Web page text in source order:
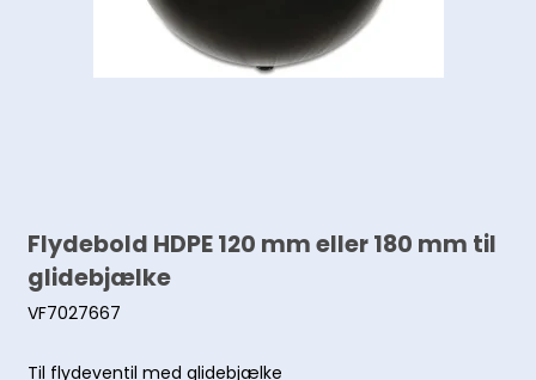
Flydebold HDPE 120 mm eller 180 mm til
glidebjælke
VF7027667
Til flydeventil med glidebjælke